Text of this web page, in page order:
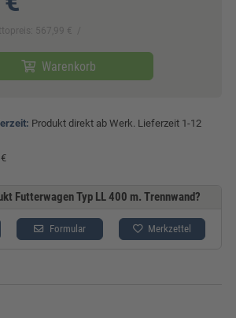
567,99 €
Warenkorb
Produkt direkt ab Werk. Lieferzeit 1-12
Futterwagen Typ LL 400 m. Trennwand?
Formular Merkzettel